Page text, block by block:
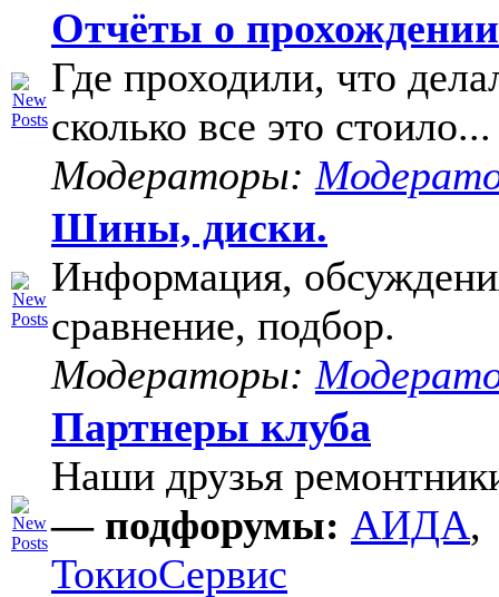
Отчёты о
Где проходили, что
сколько все это стоило...
Модераторы:
Шины, диски.
Информация,
сравнение, подбор.
Модераторы:
Партнеры клуба
Наши друзья
— подфорумы: АИДА,
ТокиоСервис